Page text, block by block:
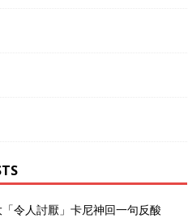
令人討厭」卡尼神回一句反酸